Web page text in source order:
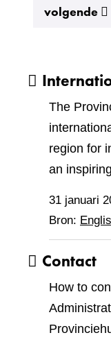
volgende
The
region for
an
31 januari
Bron:
Contact
How to